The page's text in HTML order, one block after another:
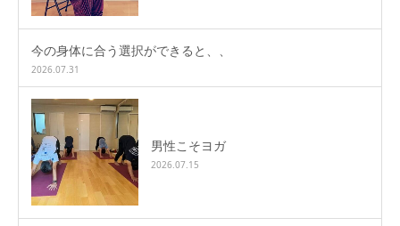
今の身体に合う選択ができると、、
2026.07.31
男性こそヨガ
2026.07.15